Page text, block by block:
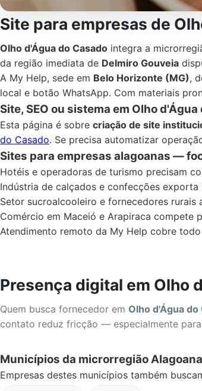
Site para empresas de
Olho d'Água do Casado integra a
da região imediata de Delmiro Gouveia
A My Help, sede em Belo Horizonte (MG),
local e botão WhatsApp. Com materiais
Site, SEO ou sistema em Olho d'Água
Esta página é sobre criação de site
do Casado. Se precisa automatizar
Sites para empresas alagoanas —
Hotéis e operadoras de turismo precisam
Indústria de calçados e confecções
Setor sucroalcooleiro e fornecedores
Comércio em Maceió e Arapiraca compete
Atendimento remoto da My Help cobre
Presença digital em Olho
Quem busca fornecedor em Olho d'Água do
contato reduz fricção — especialmente
Municípios da microrregião
Empresas destes municípios também